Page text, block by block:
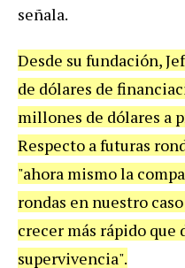
señala.
Desde su fundación,
de dólares de
millones de dólares a
Respecto a futuras
"ahora mismo la
rondas en nuestro
crecer más rápido que
supervivencia".